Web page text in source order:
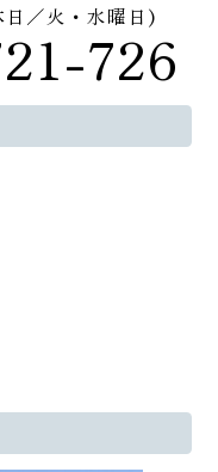
／火・水曜日)
726